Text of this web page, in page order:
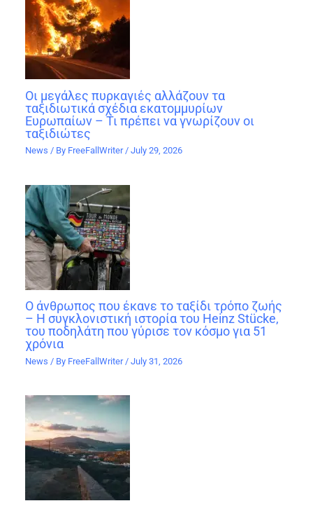
Οι μεγάλες πυρκαγιές αλλάζουν τα
ταξιδιωτικά σχέδια εκατομμυρίων
Ευρωπαίων – Τι πρέπει να γνωρίζουν οι
ταξιδιώτες
News / By FreeFallWriter/July 29, 2026
Ο άνθρωπος που έκανε το ταξίδι τρόπο ζωής
– Η συγκλονιστική ιστορία του Heinz Stücke,
του ποδηλάτη που γύρισε τον κόσμο για 51
χρόνια
News / By FreeFallWriter /July 31, 2026